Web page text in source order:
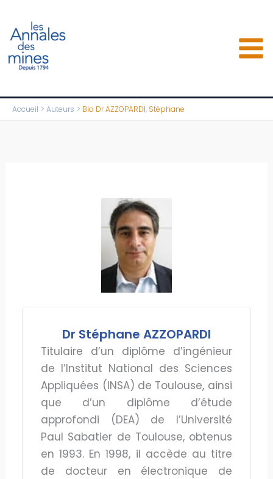
contenu
Accueil Auteurs Bio Dr AZZOPARDI, Stéphane
Dr Stéphane AZZOPARDI
Titulaire d’un diplôme d’ingénieur
de l’Institut National des Sciences
Appliquées (INSA) de Toulouse, ainsi
que d’un diplôme d’étude
approfondi (DEA) de l’Université
Paul Sabatier de Toulouse, obtenus
en 1993. En 1998, il accède au titre
de docteur en électronique de